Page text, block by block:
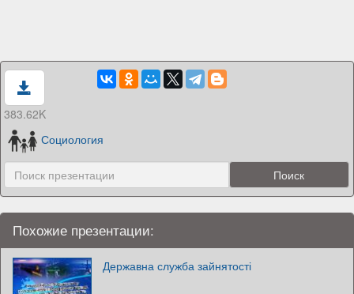
383.62K
Социология
Похожие презентации:
Державна служба зайнятості